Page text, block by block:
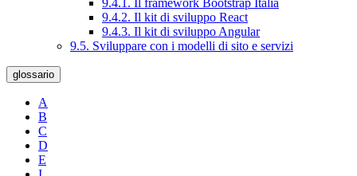
9.4.1. Il framework Bootstrap Italia
9.4.2. Il kit di sviluppo React
9.4.3. Il kit di sviluppo Angular
9.5. Sviluppare con i modelli di sito e servizi
glossario
A
B
C
D
E